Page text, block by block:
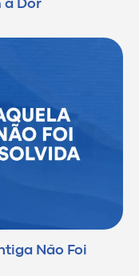
a Dor
Não Foi